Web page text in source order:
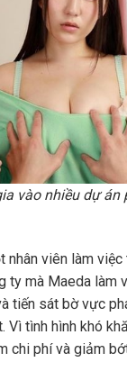
vào nhiều dự án
nhân viên làm
ty mà Maeda làm
tiến sát bờ vực
Vì tình hình khó
chi phí và giảm